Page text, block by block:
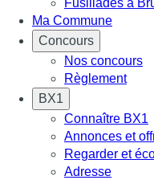
Ma Commune
Concours
Nos concours
Règlement
BX1
Connaître BX1
Annonces et
Regarder et
Adresse